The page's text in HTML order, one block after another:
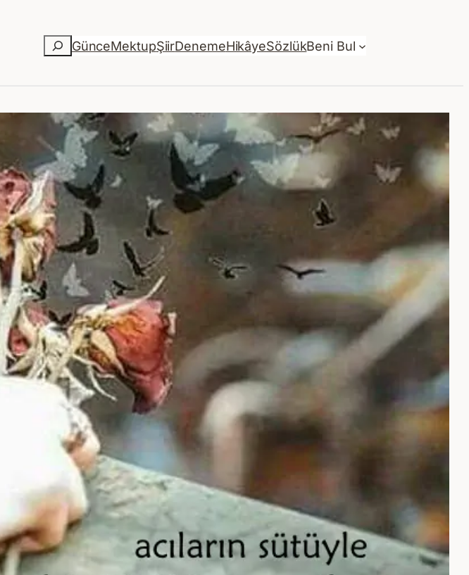
Ara GünceMektupŞiirDenemeHikâyeSözlükBeni Bul